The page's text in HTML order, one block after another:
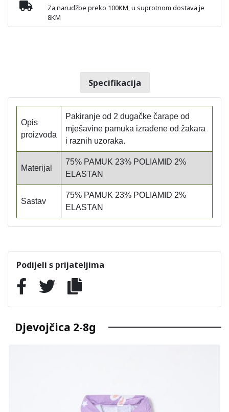
Za narudžbe preko 100KM, u suprotnom dostava je
8KM
Specifikacija
Opis
proizvoda
Pakiranje od 2 dugačke čarape od
mješavine pamuka izrađene od žakara
i raznih uzoraka.
Materijal
75% PAMUK 23% POLIAMID 2%
ELASTAN
Sastav
75% PAMUK 23% POLIAMID 2%
ELASTAN
Podijeli s prijateljima
Djevojčica 2-8g